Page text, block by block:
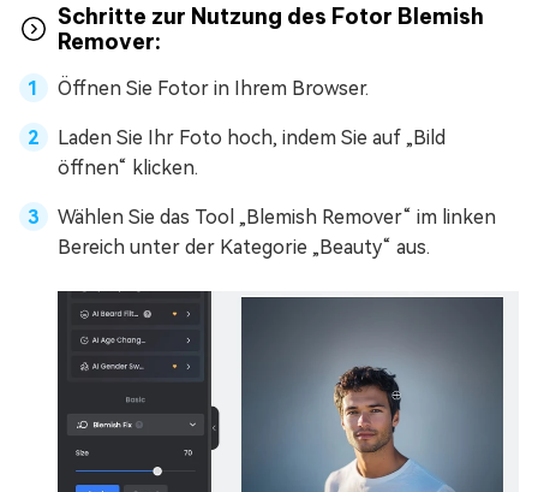
Schritte zur Nutzung des Fotor Blemish
Remover:
Öffnen Sie Fotor in Ihrem Browser.
Laden Sie Ihr Foto hoch, indem Sie auf „Bild
öffnen“ klicken.
Wählen Sie das Tool „Blemish Remover“ im linken
Bereich unter der Kategorie „Beauty“ aus.